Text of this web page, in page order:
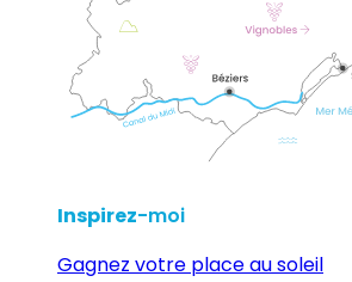
Inspirez-moi
Gagnez votre place au soleil